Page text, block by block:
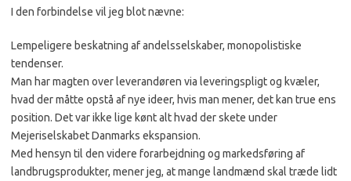
I den forbindelse vil jeg blot nævne:
Lempeligere beskat­ning af andelsselskaber, monopolisti­ske
tendenser.
Man har magten over leverandøren via leveringspligt og kvæler,
hvad der måtte opstå af nye ideer, hvis man mener, det kan true ens
position. Det var ikke lige kønt alt hvad der skete under
Mejeriselskabet Danmarks ekspansion.
Med hensyn til den vi­dere forarbejdning og markedsføring af
landbrugsprodukter, mener jeg, at mange landmænd skal træde lidt